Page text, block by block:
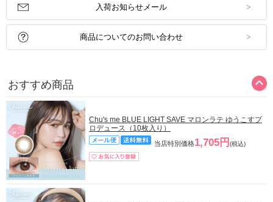
入荷お知らせメール
商品についてのお問い合わせ
おすすめ商品
Chu's me BLUE LIGHT SAVE マロンラテ ゆうこすプ
ロデュース（10枚入り）
当店特別価格1,705円 (税込)